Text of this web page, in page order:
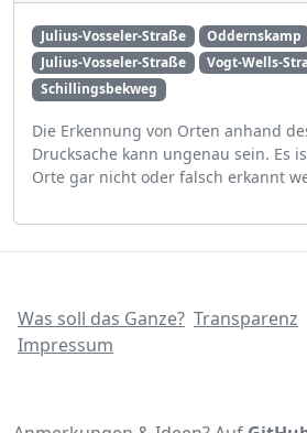
Julius-Vosseler-Straße Oddernskamp
Julius-Vosseler-Straße
Vogt-Wells-
Schillingsbekweg
Die Erkennung von Orten anhand
Drucksache kann ungenau sein. Es
Orte gar nicht oder falsch erkannt
Was soll das Ganze? Transparenz
Impressum